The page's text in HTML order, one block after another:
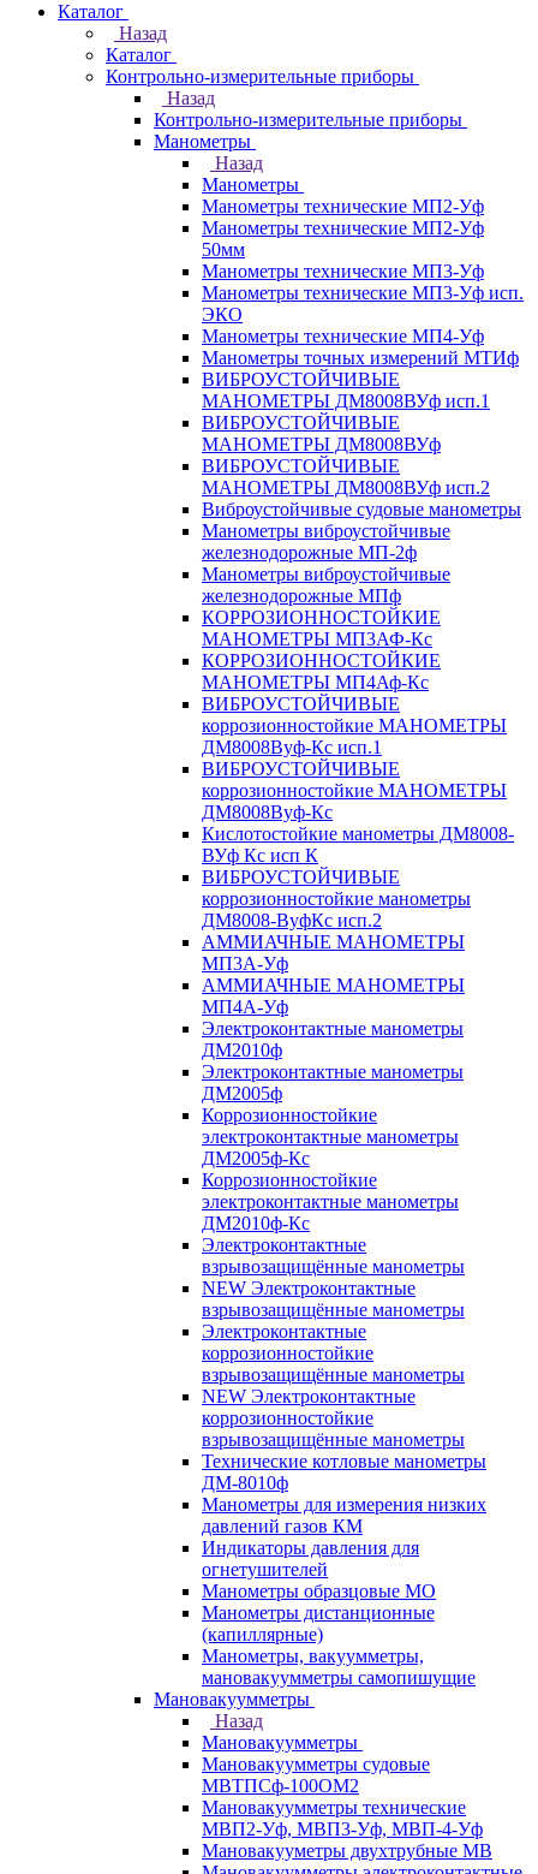
Каталог
Назад
Каталог
Контрольно-измерительные приборы
Назад
Контрольно-измерительные приборы
Манометры
Назад
Манометры
Манометры технические МП2-Уф
Манометры технические МП2-Уф
50мм
Манометры технические МП3-Уф
Манометры технические МП3-Уф исп.
ЭКО
Манометры технические МП4-Уф
Манометры точных измерений МТИф
ВИБРОУСТОЙЧИВЫЕ
МАНОМЕТРЫ ДМ8008ВУф исп.1
ВИБРОУСТОЙЧИВЫЕ
МАНОМЕТРЫ ДМ8008ВУф
ВИБРОУСТОЙЧИВЫЕ
МАНОМЕТРЫ ДМ8008ВУф исп.2
Виброустойчивые судовые манометры
Манометры виброустойчивые
железнодорожные МП-2ф
Манометры виброустойчивые
железнодорожные МПф
КОРРОЗИОННОСТОЙКИЕ
МАНОМЕТРЫ МП3АФ-Кс
КОРРОЗИОННОСТОЙКИЕ
МАНОМЕТРЫ МП4Аф-Кс
ВИБРОУСТОЙЧИВЫЕ
коррозионностойкие МАНОМЕТРЫ
ДМ8008Вуф-Кс исп.1
ВИБРОУСТОЙЧИВЫЕ
коррозионностойкие МАНОМЕТРЫ
ДМ8008Вуф-Кс
Кислотостойкие манометры ДМ8008-
ВУф Кс исп К
ВИБРОУСТОЙЧИВЫЕ
коррозионностойкие манометры
ДМ8008-ВуфКс исп.2
АММИАЧНЫЕ МАНОМЕТРЫ
МП3А-Уф
АММИАЧНЫЕ МАНОМЕТРЫ
МП4А-Уф
Электроконтактные манометры
ДМ2010ф
Электроконтактные манометры
ДМ2005ф
Коррозионностойкие
электроконтактные манометры
ДМ2005ф-Кс
Коррозионностойкие
электроконтактные манометры
ДМ2010ф-Кс
Электроконтактные
взрывозащищённые манометры
NEW Электроконтактные
взрывозащищённые манометры
Электроконтактные
коррозионностойкие
взрывозащищённые манометры
NEW Электроконтактные
коррозионностойкие
взрывозащищённые манометры
Технические котловые манометры
ДМ-8010ф
Манометры для измерения низких
давлений газов КМ
Индикаторы давления для
огнетушителей
Манометры образцовые МО
Манометры дистанционные
(капиллярные)
Манометры, вакуумметры,
мановакуумметры самопишущие
Мановакуумметры
Назад
Мановакуумметры
Мановакуумметры судовые
МВТПСф-100ОМ2
Мановакуумметры технические
МВП2-Уф, МВП3-Уф, МВП-4-Уф
Мановакууметры двухтрубные МВ